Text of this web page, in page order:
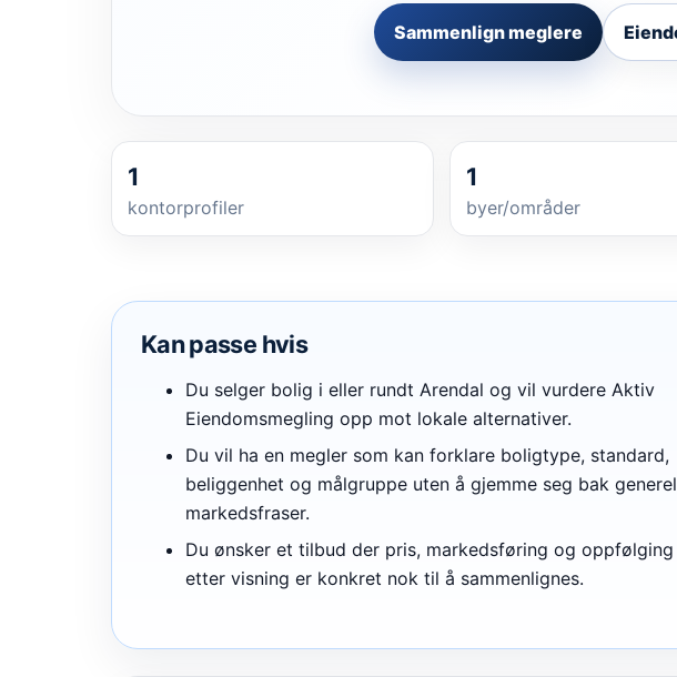
Sammenlign meglere
1
kontorprofiler
1
byer/områder
Kan passe hvis
Du selger bolig i eller rundt Arendal og vil vurdere Aktiv
Eiendomsmegling opp mot lokale alternativer.
Du vil ha en megler som kan forklare boligtype, standard,
beliggenhet og målgruppe uten å gjemme seg bak
markedsfraser.
Du ønsker et tilbud der pris, markedsføring og oppfølging
etter visning er konkret nok til å sammenlignes.